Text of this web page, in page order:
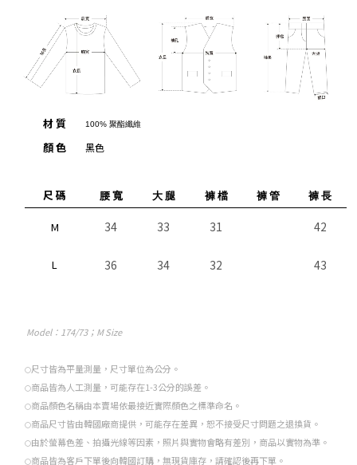
材 質 100% 聚酯纖維
顏 色 黑色
尺 碼 腰 寬 大 腿 褲 檔 褲 管 褲 長
M 34 33 31 42
L 36 34 32 43
Model：174/73；M Size
○尺寸皆為平量測量，尺寸單位為公分。
○商品皆為人工測量，可能存在1-3公分的誤差。
○商品顏色名稱由本賣場依最接近實際顏色之標準命名。
○商品尺寸皆由韓國廠商提供，可能存在差異，恕不接受尺寸問題之退換貨。
○由於螢幕色差、拍攝光線等因素，照片與實物會略有差別，商品以實物為準。
○商品皆為客戶下單後向韓國訂購，無現貨庫存，請確認後再下單。